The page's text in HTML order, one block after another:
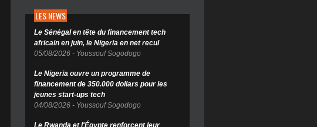
LES NEWS
Le Sénégal en tête du financement tech
africain en juin, le Nigeria en net recul
05/08/2026 - Youssouf Sogodogo
Le Nigeria ouvre un programme de
financement de 350.000 dollars pour les
jeunes start-ups tech
04/08/2026 - Youssouf Sogodogo
Le Rwanda et l'Égypte renforcent leur